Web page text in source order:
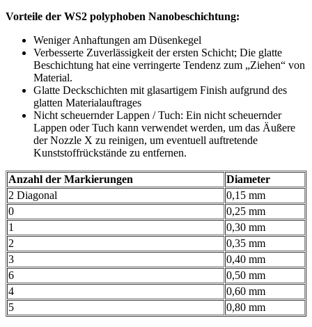
Vorteile der WS2 polyphoben Nanobeschichtung:
Weniger Anhaftungen am Düsenkegel
Verbesserte Zuverlässigkeit der ersten Schicht; Die glatte
Beschichtung hat eine verringerte Tendenz zum „Ziehen“ von
Material.
Glatte Deckschichten mit glasartigem Finish aufgrund des
glatten Materialauftrages
Nicht scheuernder Lappen / Tuch: Ein nicht scheuernder
Lappen oder Tuch kann verwendet werden, um das Äußere
der Nozzle X zu reinigen, um eventuell auftretende
Kunststoffrückstände zu entfernen.
Anzahl der Markierungen
Diameter
2 Diagonal
0,15 mm
0
0,25 mm
1
0,30 mm
2
0,35 mm
3
0,40 mm
6
0,50 mm
4
0,60 mm
5
0,80 mm